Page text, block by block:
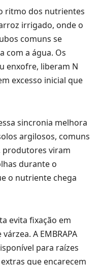
ritmo dos nutrientes
irrigado, onde o
comuns se
com a água. Os
enxofre, liberam N
excesso inicial que
sincronia melhora
argilosos, comuns
produtores viram
durante o
o nutriente chega
evita fixação em
A EMBRAPA
para raízes
que encarecem